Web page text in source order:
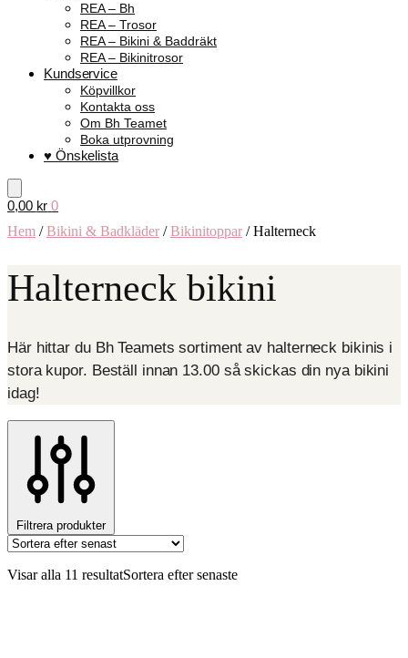
REA – Bh
REA – Trosor
REA – Bikini & Baddräkt
REA – Bikinitrosor
Kundservice
Köpvillkor
Kontakta oss
Om Bh Teamet
Boka utprovning
♥ Önskelista
0,00 kr 0
Hem /Bikini & Badkläder /Bikinitoppar /Halterneck
Halterneck bikini
Här hittar du Bh Teamets sortiment av halterneck bikinis i
stora kupor. Beställ innan 13.00 så skickas din nya bikini
idag!
Filtrera produkter
Visar alla 11 resultatSortera efter senaste